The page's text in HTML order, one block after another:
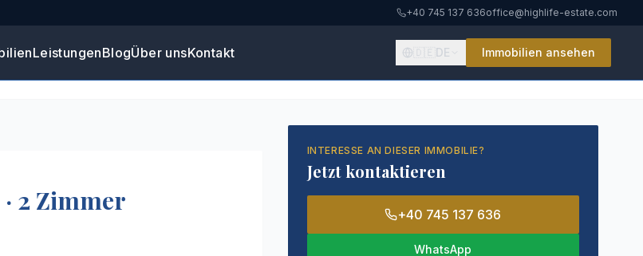
+40 745 137 636office@highlife-estate.com
LeistungenBlogÜber unsKontakt 🇩🇪 DE Immobilien ansehen
2 Zimmer
INTERESSE AN DIESER IMMOBILIE?
Jetzt kontaktieren
+40 745 137 636
WhatsApp